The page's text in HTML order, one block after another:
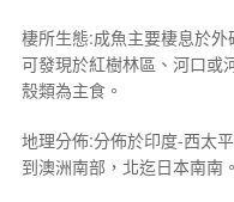
棲所生態:成魚主要棲息於
可發現於紅樹林區、河口或
殼類為主食。
地理分佈:分佈於印度-西太
到澳洲南部，北迄日本南南